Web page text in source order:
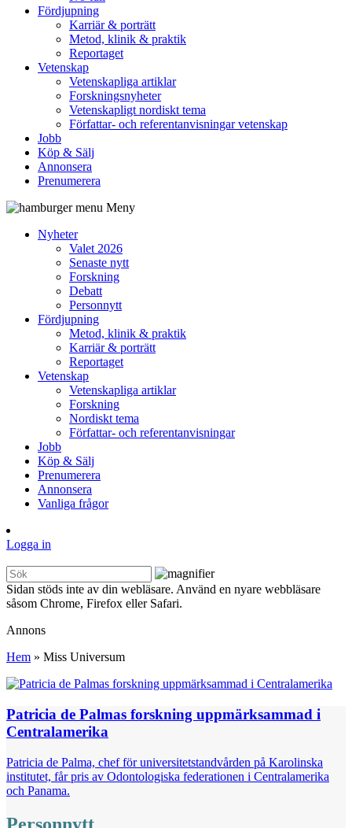
Fördjupning
Karriär & porträtt
Metod, klinik & praktik
Reportaget
Vetenskap
Vetenskapliga artiklar
Forskningsnyheter
Vetenskapligt nordiskt tema
Författar- och referentanvisningar vetenskap
Jobb
Köp & Sälj
Annonsera
Prenumerera
Meny
Nyheter
Valet 2026
Senaste nytt
Forskning
Debatt
Personnytt
Fördjupning
Metod, klinik & praktik
Karriär & porträtt
Reportaget
Vetenskap
Vetenskapliga artiklar
Forskning
Nordiskt tema
Författar- och referentanvisningar
Jobb
Köp & Sälj
Prenumerera
Annonsera
Vanliga frågor
Logga in
Sidan stöds inte av din webläsare. Använd en nyare webbläsare
såsom Chrome, Firefox eller Safari.
Annons
Hem » Miss Universum
Patricia de Palmas forskning uppmärksammad i
Centralamerika
Patricia de Palma, chef för universitetstandvården på Karolinska
institutet, får pris av Odontologiska federationen i Centralamerika
och Panama.
Personnytt